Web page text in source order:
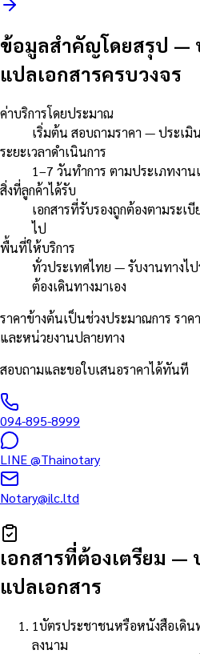
ข้อมูลสำคัญโดยสรุป —
แปลเอกสารครบวงจร
ค่าบริการโดยประมาณ
เริ่มต้น สอบถามราคา — ประเมิ
ระยะเวลาดำเนินการ
1–7 วันทำการ ตามประเภทงา
สิ่งที่ลูกค้าได้รับ
เอกสารที่รับรองถูกต้องตามระ
ไป
พื้นที่ให้บริการ
ทั่วประเทศไทย — รับงานทาง
ต้องเดินทางมาเอง
ราคาข้างต้นเป็นช่วงประมาณการ รา
และหน่วยงานปลายทาง
สอบถามและขอใบเสนอราคาได้ทันที
094-895-8999
LINE@Thainotary
Notary@ilc.ltd
เอกสารที่ต้องเตรียม —
แปลเอกสาร
1บัตรประชาชนหรือหนังสือเดิน
ลงนาม